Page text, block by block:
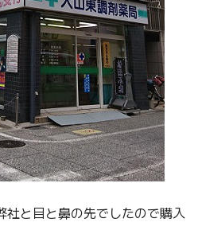
社と目と鼻の先でしたので購入